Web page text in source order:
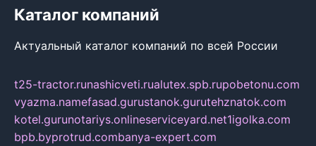
Каталог компаний
Актуальный каталог компаний по всей России
t25-tractor.runashicveti.rualutex.spb.rupobetonu.com
vyazma.namefasad.gurustanok.gurutehznatok.com
kotel.gurunotariys.onlineserviceyard.net1igolka.com
bpb.byprotrud.combanya-expert.com